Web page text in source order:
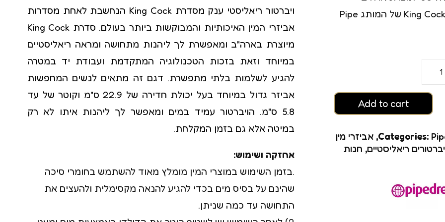
שוט לסקס
מסדרת King Cock של המותג Pipe
Add to cart
Categories:
, אביזרי מין
ריאליסטיים, חנות
ויברטור ריאליסטי ענק מסדרת King Cock הנחשבת לאחת מסדרות
אביזרי המין האיכותיות והמבוקשות ביותר בעולם. סדרת King Cock
מיוצרת בארה"ב ומאפשרת לך ליהנות מתחושה ומראה ריאליסטיים
במיוחד וזאת בזכות הטכנולוגיה המתקדמת ועבודת יד במטרה
להגיע לשלמות בלתי מתפשרת. דגם זה מתאים לנשים המחפשות
אביזר גדול במיוחד בעל יכולת חדירה של 22.9 ס"מ וקוטר של עד
5.8 ס"מ. הויברטור עמיד במים ומאפשר לך ליהנות איתו לא רק
במיטה אלא גם בזמן המקלחת.
אחזקה ושימוש:
.בזמן השימוש במוצרי המין מומלץ מאוד להשתמש בחומרי סיכה
שהינם על בסיס מים בכדי להגיע להנאה מקסימלית ולהעצים את
התחושה עד כמה שניתן.